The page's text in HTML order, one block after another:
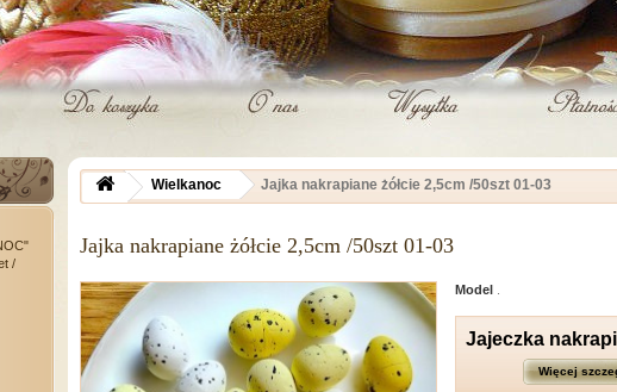
/
Wielkanoc Jajka nakrapiane żółcie 2,5cm /50szt 01-03
Jajka nakrapiane żółcie 2,5cm /50szt 01-03
Model
Jajeczka
Więcej